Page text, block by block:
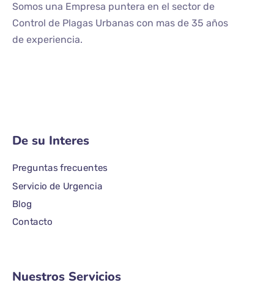
Somos una Empresa puntera en el sector de
Control de Plagas Urbanas con mas de 35 años
de experiencia.
De su Interes
Preguntas frecuentes
Servicio de Urgencia
Blog
Contacto
Nuestros Servicios